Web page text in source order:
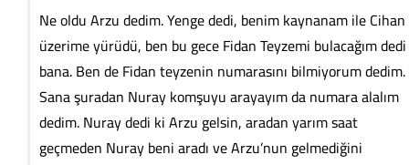
Ne oldu Arzu dedim. Yenge dedi, benim kaynanam ile Cihan
üzerime yürüdü, ben bu gece Fidan Teyzemi bulacağım dedi
bana. Ben de Fidan teyzenin numarasını bilmiyorum dedim.
Sana şuradan Nuray komşuyu arayayım da numara alalım
dedim. Nuray dedi ki Arzu gelsin, aradan yarım saat
geçmeden Nuray beni aradı ve Arzu’nun gelmediğini